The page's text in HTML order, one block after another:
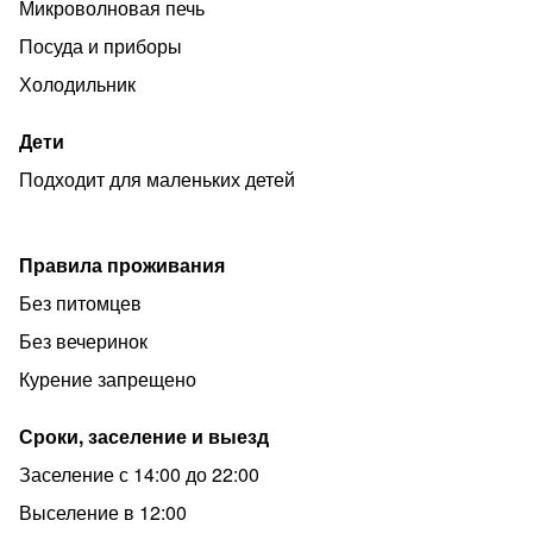
Микроволновая печь
Посуда и приборы
Холодильник
Дети
Подходит для маленьких детей
Правила проживания
Без питомцев
Без вечеринок
Курение запрещено
Сроки, заселение и выезд
Заселение с 14:00 до 22:00
Выселение в 12:00